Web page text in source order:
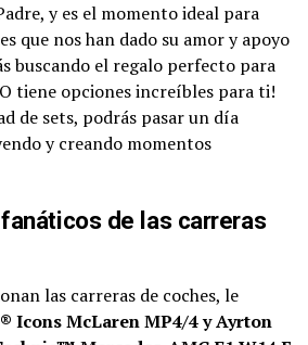
y es el momento ideal para
que nos han dado su amor y apoyo
buscando el regalo perfecto para
tiene opciones increíbles para ti!
de sets, podrás pasar un día
y creando momentos
de las carreras
las carreras de coches, le
Icons McLaren MP4/4 y Ayrton